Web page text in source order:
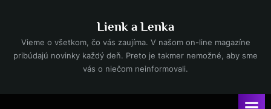
content
Lienk a Lenka
Vieme o všetkom, čo vás zaujíma. V našom on-line magazíne
pribúdajú novinky každý deň. Preto je takmer nemožné, aby sme
vás o niečom neinformovali.